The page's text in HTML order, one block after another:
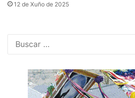
12 de Xuño de 2025